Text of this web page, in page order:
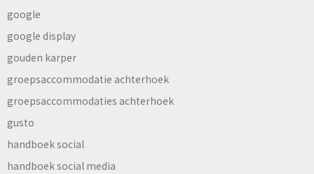
google
google display
gouden karper
groepsaccommodatie achterhoek
groepsaccommodaties achterhoek
gusto
handboek social
handboek social media